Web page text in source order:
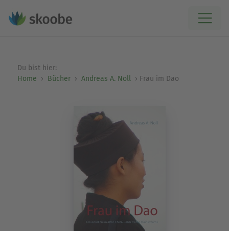
Du bist hier:
Home
Bücher Andreas A. Noll Frau im Dao